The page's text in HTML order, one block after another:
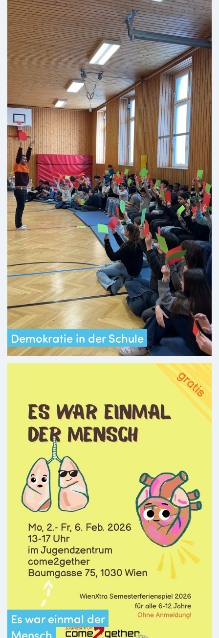
Demokratie in der Schule
Es war einmal der
Mensch